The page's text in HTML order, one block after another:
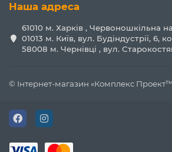
Наша адреса
61010 м. Харків , Червоношкільна
01013 м. Київ, вул. Будіндустрії, 6,
58008 м. Чернівці , вул.
© Інтернет-магазин «Комплекс